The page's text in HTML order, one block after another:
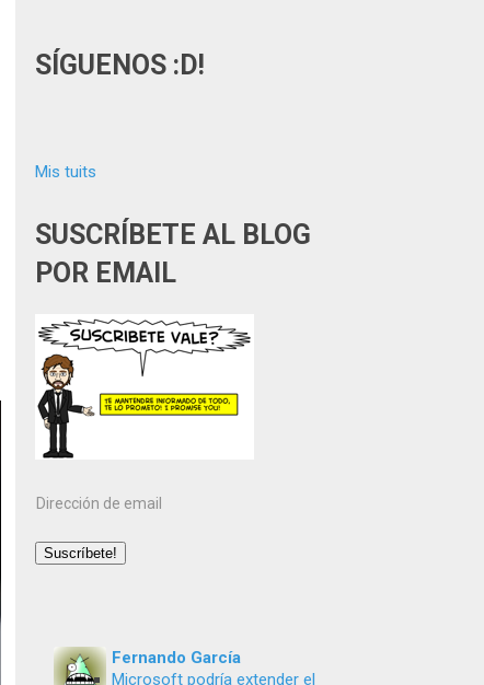
SÍGUENOS :D!
Mis tuits
SUSCRÍBETE AL BLOG
POR EMAIL
Dirección
email
Suscríbete!
Fernando García
Microsoft podría extender el